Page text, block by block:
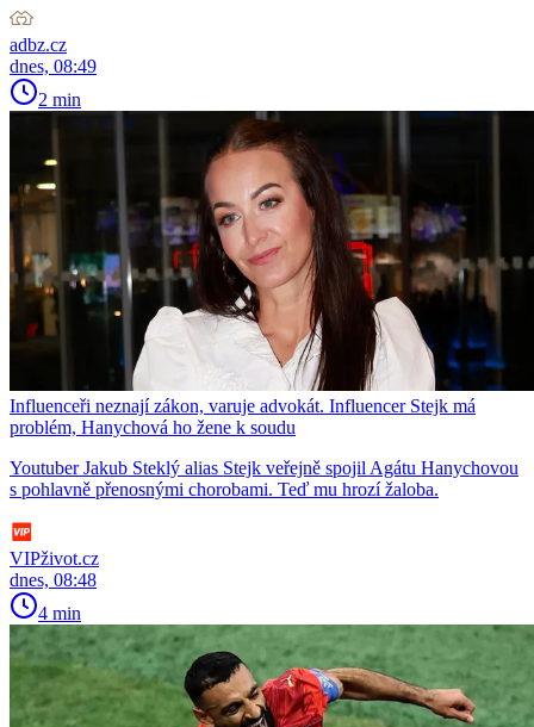
adbz.cz
dnes, 08:49
2 min
Influenceři neznají zákon, varuje advokát. Influencer Stejk má
problém, Hanychová ho žene k soudu
Youtuber Jakub Steklý alias Stejk veřejně spojil Agátu Hanychovou
s pohlavně přenosnými chorobami. Teď mu hrozí žaloba.
VIPživot.cz
dnes, 08:48
4 min